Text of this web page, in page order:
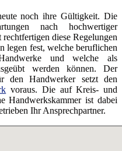
noch ihre Gültigkeit. Die
nach hochwertiger
diese Regelungen
legen fest, welche beruflichen
und welche als
werden können. Der
den Handwerker setzt den
voraus. Die auf Kreis- und
Handwerkskammer ist dabei
Ihr Ansprechpartner.